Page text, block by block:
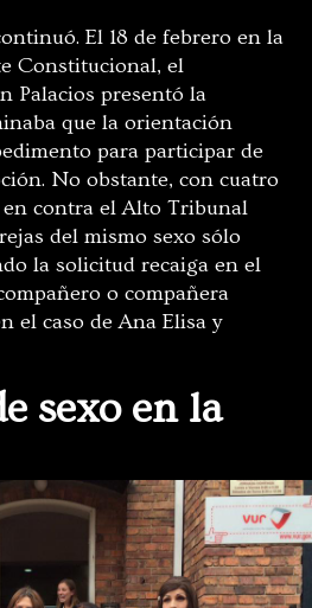
El 18 de febrero en la
Constitucional, el
Palacios presentó la
que la orientación
para participar de
No obstante, con cuatro
contra el Alto Tribunal
del mismo sexo sólo
la solicitud recaiga en el
o compañera
el caso de Ana Elisa y
sexo en la